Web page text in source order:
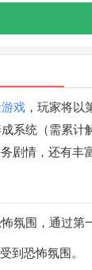
戏 ，玩家将
系统（需累计
剧情，还有
氛围，通过
到恐怖氛围。